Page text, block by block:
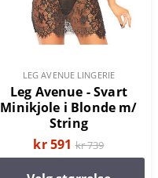
LEG AVENUE LINGERIE
Leg Avenue - Svart
Minikjole i Blonde m/
String
kr 591 kr 739